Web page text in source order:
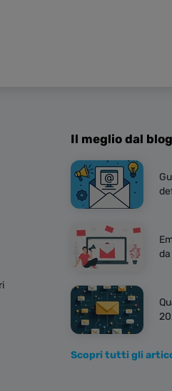
Il meglio dal blog
Scopri tutti gli